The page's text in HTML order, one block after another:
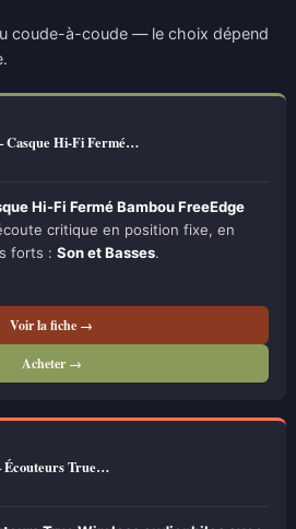
coude-à-coude — le choix dépend
Casque Hi-Fi Fermé…
Hi-Fi Fermé Bambou FreeEdge
critique en position fixe, en
forts : Son et Basses.
Voir la fiche →
Acheter →
Écouteurs True…